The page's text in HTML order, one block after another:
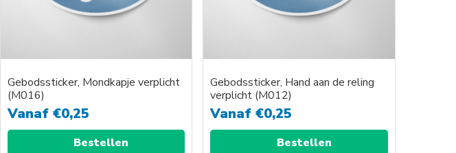
Gebodssticker, Mondkapje verplicht
(M016)
Vanaf €0,25
Bestellen
Gebodssticker, Hand aan de reling
verplicht (M012)
Vanaf€0,25
Bestellen